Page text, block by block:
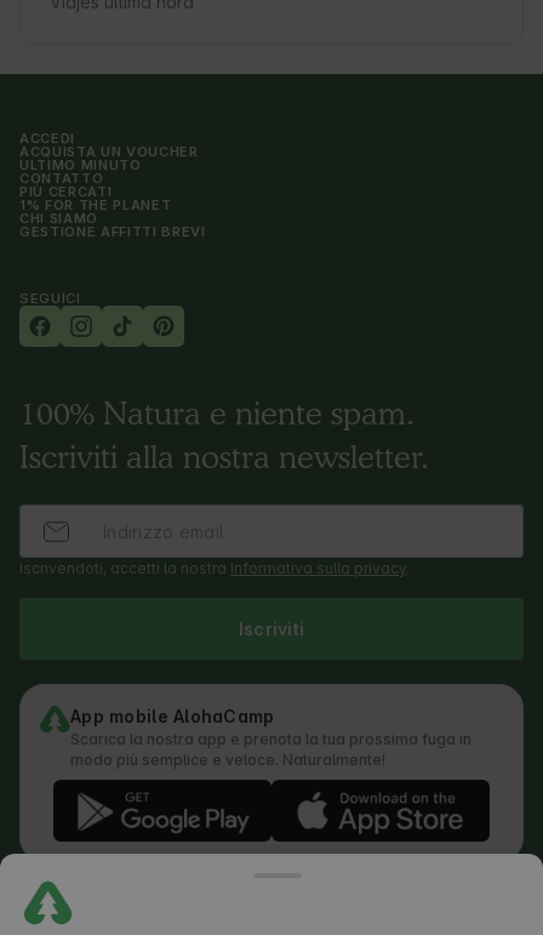
ACCEDI
ACQUISTA UN VOUCHER
ULTIMO MINUTO
CONTATTO
PIÙ CERCATI
1% FOR THE PLANET
CHI SIAMO
GESTIONE AFFITTI BREVI
SEGUICI
100% Natura e niente spam.
Iscriviti alla nostra newsletter.
Iscrivendoti, accetti la nostra Informativa sulla privacy.
Iscriviti
App mobile AlohaCamp
Scarica la nostra app e prenota la tua prossima fuga in
modo più semplice e veloce. Naturalmente!